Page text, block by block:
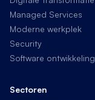
Managed Services
Moderne werkplek
Security
Software ontwikkeling
Sectoren